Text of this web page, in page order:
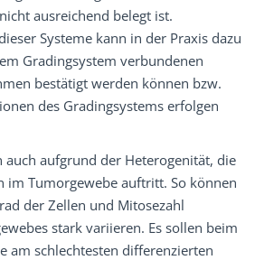
ausreichend belegt ist.
Systeme kann in der Praxis dazu
Gradingsystem verbundenen
bestätigt werden können bzw.
des Gradingsystems erfolgen
auch aufgrund der Heterogenität, die
im Tumorgewebe auftritt. So können
der Zellen und Mitosezahl
stark variieren. Es sollen beim
am schlechtesten differenzierten